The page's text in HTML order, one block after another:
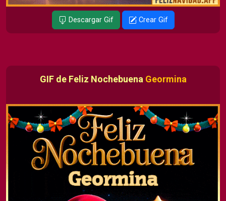
Descargar Gif Crear Gif
GIF de Feliz Nochebuena Geormina